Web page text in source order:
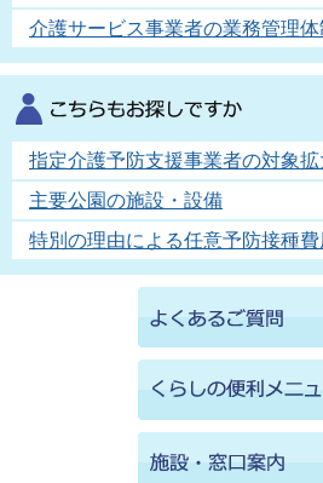
介護サービス事業者の業務管理
指定介護予防支援事業者の対象拡
主要公園の施設・設備
特別の理由による任意予防接種